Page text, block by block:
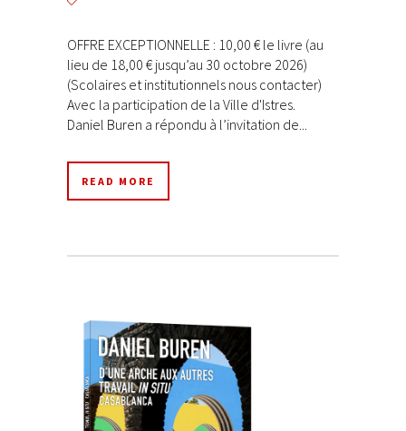
OFFRE EXCEPTIONNELLE : 10,00 € le livre (au
lieu de 18,00 € jusqu’au 30 octobre 2026)
(Scolaires et institutionnels nous contacter)
Avec la participation de la Ville d'Istres.
Daniel Buren a répondu à l’invitation de...
READ MORE